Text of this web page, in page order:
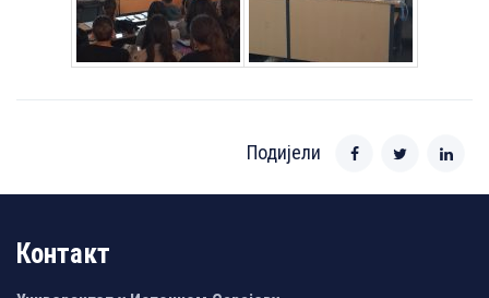
Подијели
Контакт